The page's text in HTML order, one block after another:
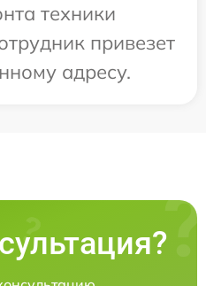
техники
привезет
адресу.